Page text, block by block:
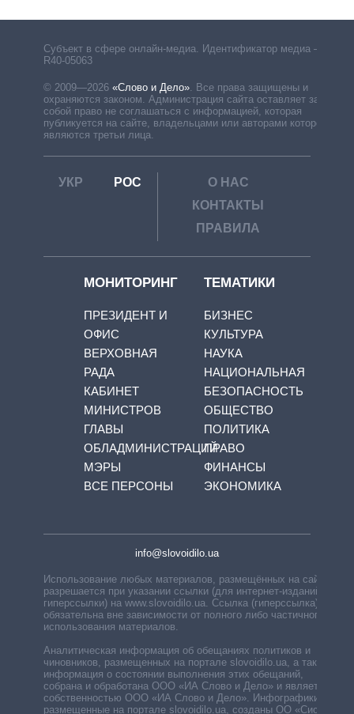
Субъект в сфере онлайн-медиа. Идентификатор медиа –
R40-05063
© 2009—2026 «Слово и Дело». Все права защищены и
охраняются законом. Администрация сайта оставляет за
собой право не соглашаться с информацией, которая
публикуется на сайте, владельцами или авторами которой
являются третьи лица.
УКР РОС
О НАС
КОНТАКТЫ
ПРАВИЛА
МОНИТОРИНГ
ПРЕЗИДЕНТ И
ОФИС
ВЕРХОВНАЯ
РАДА
КАБИНЕТ
МИНИСТРОВ
ГЛАВЫ
ОБЛАДМИНИСТРАЦИЙ
МЭРЫ
ВСЕ ПЕРСОНЫ
ТЕМАТИКИ
БИЗНЕС
КУЛЬТУРА
НАУКА
НАЦИОНАЛЬНАЯ
БЕЗОПАСНОСТЬ
ОБЩЕСТВО
ПОЛИТИКА
ПРАВО
ФИНАНСЫ
ЭКОНОМИКА
info@slovoidilo.ua
Использование любых материалов, размещённых на сайте,
разрешается при указании ссылки (для интернет-изданий —
гиперссылки) на www.slovoidilo.ua. Ссылка (гиперссылка)
обязательна вне зависимости от полного либо частичного
использования материалов.
Аналитическая информация об обещаниях политиков и
чиновников, размещенных на портале slovoidilo.ua, а также
информация о состоянии выполнения этих обещаний,
собрана и обработана ООО «ИА Слово и Дело» и является
собственностью ООО «ИА Слово и Дело». Инфографики,
размещенные на портале slovoidilo.ua, созданы ОО «Система